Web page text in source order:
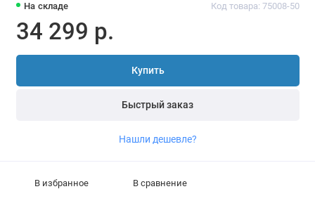
На складе Код товара: 75008-50
34 299 р.
Купить
Быстрый заказ
Нашли дешевле?
В избранное В сравнение